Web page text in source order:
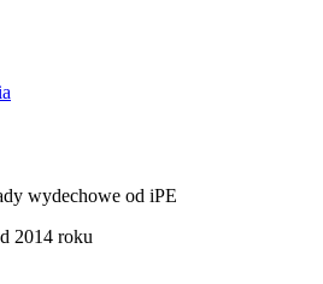
wydechowe od iPE
2014 roku